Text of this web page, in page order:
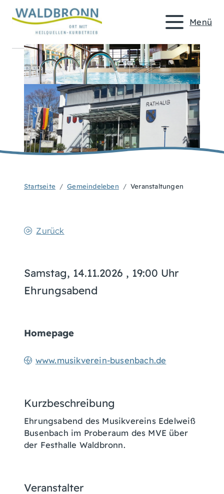
Menü
Startseite Gemeindeleben Veranstaltungen
Zurück
Samstag, 14.11.2026 , 19:00 Uhr
Ehrungsabend
Homepage
www.musikverein-busenbach.de
Kurzbeschreibung
Ehrungsabend des Musikvereins Edelweiß
Busenbach im Proberaum des MVE über
der Festhalle Waldbronn.
Veranstalter